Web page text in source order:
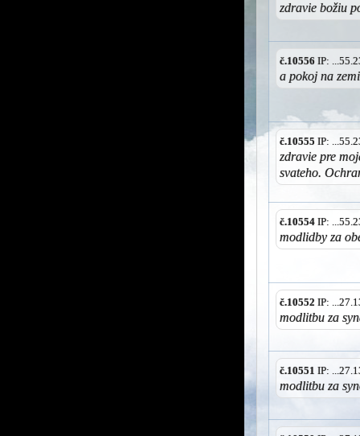
zdravie božiu
č.10556 IP:
a pokoj na
č.10555 IP:
zdravie pre
svateho.
č.10554 IP:
modlidby za
č.10552 IP:
modlitbu za
č.10551 IP:
modlitbu za